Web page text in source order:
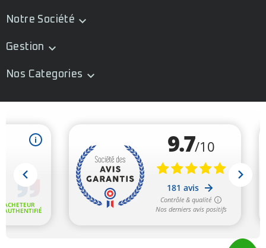
Notre Société 
Gestion 
Nos Categories 